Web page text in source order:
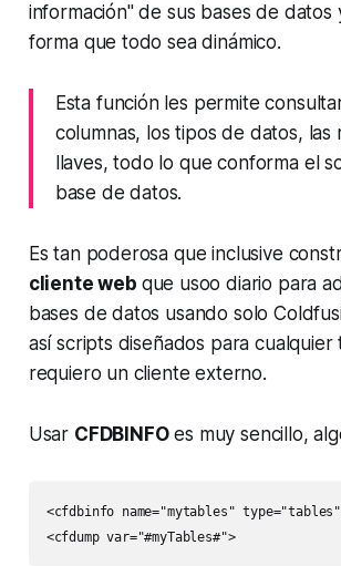
información" de sus bases de datos
forma que todo sea dinámico.
Esta función les permite
columnas, los tipos de datos, las
llaves, todo lo que conforma el
base de datos.
Es tan poderosa que inclusive
cliente web que usoo diario para
bases de datos usando solo
así scripts diseñados para cualquier
requiero un cliente externo.
Usar CFDBINFOes muy sencillo,
<cfdbinfo name="mytables"
<cfdump var="#myTables#">